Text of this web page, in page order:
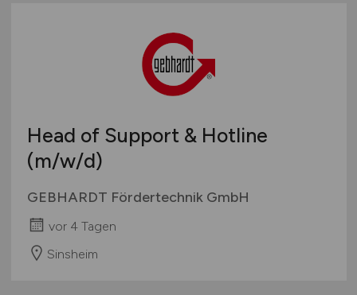
Head of Support & Hotline
(m/w/d)
GEBHARDT Fördertechnik GmbH
vor 4 Tagen
Sinsheim